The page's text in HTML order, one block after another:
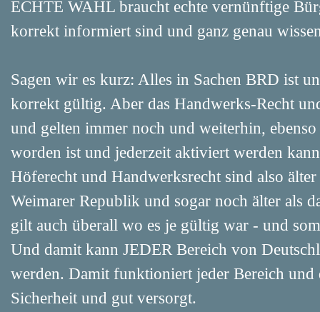
ECHTE WAHL braucht echte vernünftige
korrekt informiert sind und ganz genau
Sagen wir es kurz: Alles in Sachen BRD ist
korrekt gültig. Aber das Handwerks-Recht
und gelten immer noch und weiterhin,
worden ist und jederzeit aktiviert werden
Höferecht und Handwerksrecht sind also
Weimarer Republik und sogar noch älter als
gilt auch überall wo es je gültig war - und
Und damit kann JEDER Bereich von
werden. Damit funktioniert jeder Bereich
Sicherheit und gut versorgt.